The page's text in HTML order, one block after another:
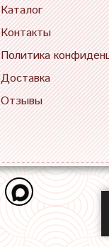
Каталог
Контакты
Политика
Доставка
Отзывы